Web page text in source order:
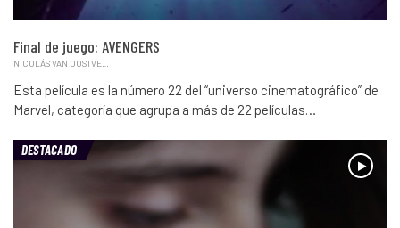
Final de juego: AVENGERS
NICOLÁS VAN OOSTVELDT
Esta película es la número 22 del “universo cinematográfico” de
Marvel, categoría que agrupa a más de 22 películas…
DESTACADO